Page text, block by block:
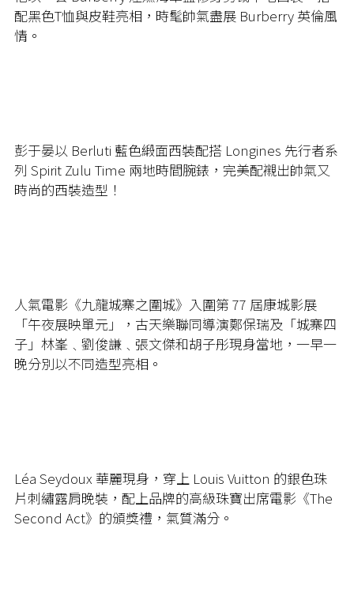
配黑色T恤與皮鞋亮相，時髦帥氣盡展 Burberry 英倫風
情。
彭于晏以 Berluti 藍色緞面西裝配搭 Longines 先行者系
列 Spirit Zulu Time 兩地時間腕錶，完美配襯出帥氣又
時尚的西裝造型！
人氣電影《九龍城寨之圍城》入圍第 77 屆康城影展
「午夜展映單元」，古天樂聯同導演鄭保瑞及「城寨四
子」林峯﹑劉俊謙﹑張文傑和胡子彤現身當地，一早一
晚分別以不同造型亮相。
Léa Seydoux 華麗現身，穿上 Louis Vuitton 的銀色珠
片刺繡露肩晚裝，配上品牌的高級珠寶出席電影《The
Second Act》的頒獎禮，氣質滿分。